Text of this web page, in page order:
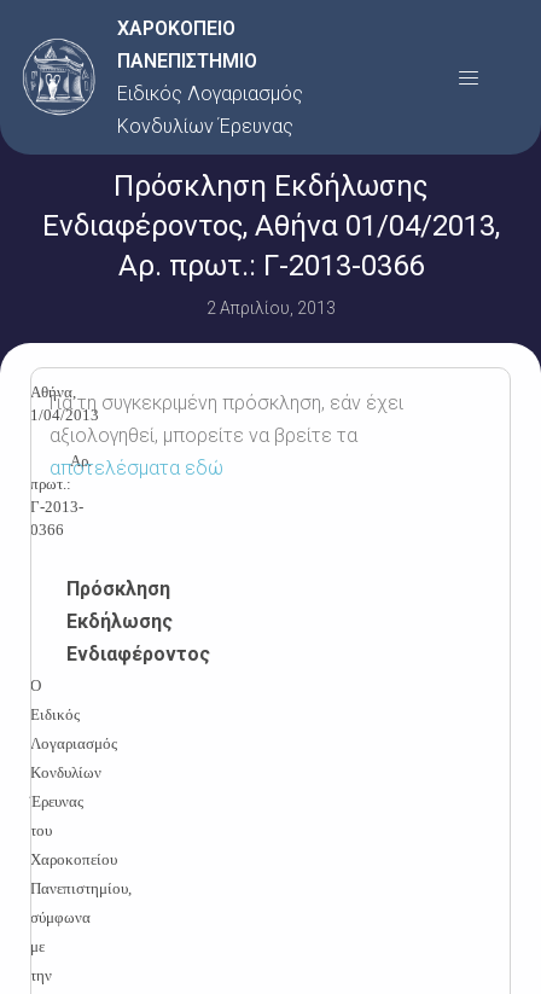
στο
περιεχόμενο
ΧΑΡΟΚΟΠΕΙΟ
ΠΑΝΕΠΙΣΤΗΜΙΟ
Ειδικός Λογαριασμός
Κονδυλίων Έρευνας
Menu
Πρόσκληση Εκδήλωσης
Ενδιαφέροντος, Αθήνα 01/04/2013,
Αρ. πρωτ.: Γ-2013-0366
2 Απριλίου, 2013
Αθήνα,
1/04/2013
Αρ.
πρωτ.:
Γ-2013-
0366
Πρόσκληση
Εκδήλωσης
Ενδιαφέροντος
Ο
Ειδικός
Λογαριασμός
Κονδυλίων
Έρευνας
του
Χαροκοπείου
Πανεπιστημίου,
σύμφωνα
με
την
Για τη συγκεκριμένη πρόσκληση, εάν έχει
αξιολογηθεί, μπορείτε να βρείτε τα
αποτελέσματα εδώ